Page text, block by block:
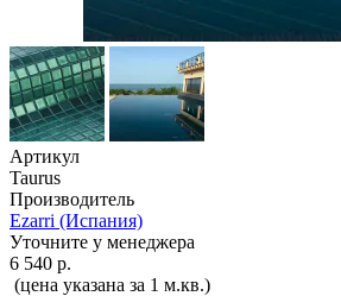
Артикул
Taurus
Производитель
Ezarri (Испания)
Уточните у менеджера
6 540 р.
(цена указана за 1 м.кв.)